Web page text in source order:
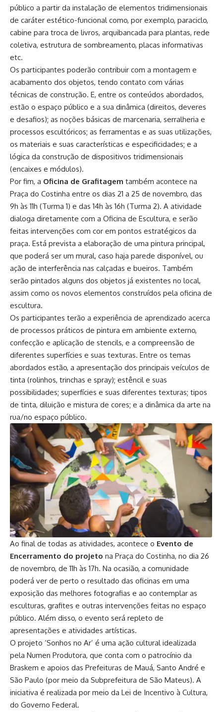
público a partir da instalação de elementos tridimensionais
de caráter estético-funcional como, por exemplo, paraciclo,
cabine para troca de livros, arquibancada para plantas, rede
coletiva, estrutura de sombreamento, placas informativas
etc.
Os participantes poderão contribuir com a montagem e
acabamento dos objetos, tendo contato com várias
técnicas de construção. E, entre os conteúdos abordados,
estão o espaço público e a sua dinâmica (direitos, deveres
e desafios); as noções básicas de marcenaria, serralheria e
processos escultóricos; as ferramentas e as suas utilizações,
os materiais e suas características e especificidades; e a
lógica da construção de dispositivos tridimensionais
(encaixes e módulos).
Por fim, a Oficina de Grafitagem também acontece na
Praça do Costinha entre os dias 21 a 25 de novembro, das
9h às 11h (Turma 1) e das 14h às 16h (Turma 2). A atividade
dialoga diretamente com a Oficina de Escultura, e serão
feitas intervenções com cor em pontos estratégicos da
praça. Está prevista a elaboração de uma pintura principal,
que poderá ser um mural, caso haja parede disponível, ou
ação de interferência nas calçadas e bueiros. Também
serão pintados alguns dos objetos já existentes no local,
assim como os novos elementos construídos pela oficina de
escultura.
Os participantes terão a experiência de aprendizado acerca
de processos práticos de pintura em ambiente externo,
confecção e aplicação de stencils, e a compreensão de
diferentes superfícies e suas texturas. Entre os temas
abordados estão, a apresentação dos principais veículos de
tinta (rolinhos, trinchas e spray); estêncil e suas
possibilidades; superfícies e suas diferentes texturas; tipos
de tinta, diluição e mistura de cores; e a dinâmica da arte na
rua/no espaço público.
Ao final de todas as atividades, acontece o Evento de
Encerramento do projeto na Praça do Costinha, no dia 26
de novembro, de 11h às 17h. Na ocasião, a comunidade
poderá ver de perto o resultado das oficinas em uma
exposição das melhores fotografias e ao contemplar as
esculturas, grafites e outras intervenções feitas no espaço
público. Além disso, o evento será repleto de
apresentações e atividades artísticas.
O projeto ‘Sonhos no Ar’ é uma ação cultural idealizada
pela Numen Produtora, que conta com o patrocínio da
Braskem e apoios das Prefeituras de Mauá, Santo André e
São Paulo (por meio da Subprefeitura de São Mateus). A
iniciativa é realizada por meio da Lei de Incentivo à Cultura,
do Governo Federal.